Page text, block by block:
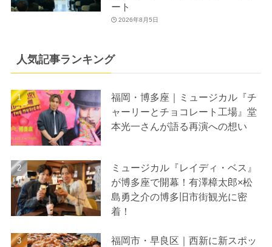
ート
2026年8月5日
人気記事ランキング
福岡・博多座｜ミュージカル『チ
ャーリーとチョコレート工場』堂
本光一さんが語る再演への想い
ミュージカル『レイディ・ベス』
が博多座で開幕！有澤樟太郎×松
島勇之介の博多旧市街観光に密
着！
福岡市・早良区｜西新に新スポッ